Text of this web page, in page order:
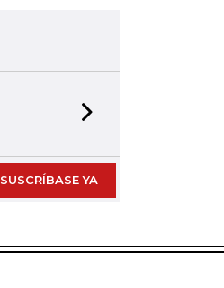
SUSCRÍBASE YA